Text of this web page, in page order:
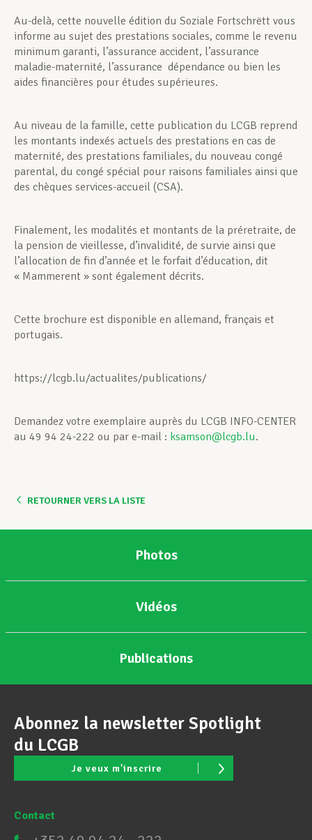
Au-delà, cette nouvelle édition du Soziale Fortschrëtt vous
informe au sujet des prestations sociales, comme le revenu
minimum garanti, l’assurance accident, l’assurance
maladie-maternité, l’assurance dépendance ou bien les
aides financières pour études supérieures.
Au niveau de la famille, cette publication du LCGB reprend
les montants indexés actuels des prestations en cas de
maternité, des prestations familiales, du nouveau congé
parental, du congé spécial pour raisons familiales ainsi que
des chèques services-accueil (CSA).
Finalement, les modalités et montants de la préretraite, de
la pension de vieillesse, d’invalidité, de survie ainsi que
l’allocation de fin d’année et le forfait d’éducation, dit
« Mammerent » sont également décrits.
Cette brochure est disponible en allemand, français et
portugais.
https://lcgb.lu/actualites/publications/
Demandez votre exemplaire auprès du LCGB INFO-CENTER
au 49 94 24-222 ou par e-mail : ksamson@lcgb.lu.
RETOURNER VERS LA LISTE
Photos
Vidéos
Publications
Abonnez la newsletter Spotlight
du LCGB
Je veux m'inscrire
Contact